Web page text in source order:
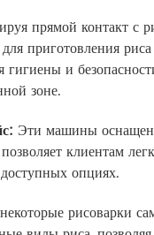
прямой контакт с
приготовления
и
зоне.
Эти машины
клиентам
опциях.
некоторые рисоварки